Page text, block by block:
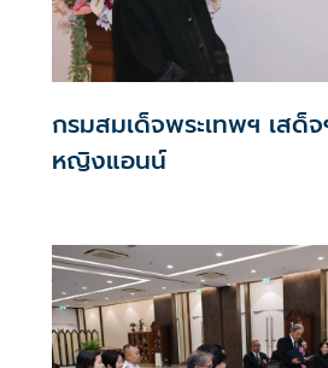
กรมสมเด็จพระเทพฯ เสด็
หญิงแอนน์